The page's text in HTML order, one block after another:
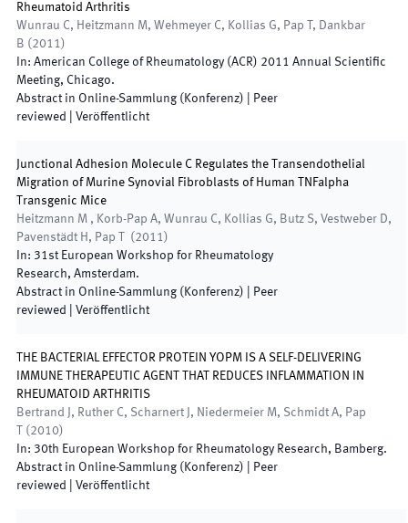
Rheumatoid Arthritis
Wunrau C, Heitzmann M, Wehmeyer C, Kollias G, Pap T, Dankbar
B ( 2011)
In: American College of Rheumatology (ACR) 2011 Annual Scientific
Meeting, Chicago.
Abstract in Online-Sammlung (Konferenz) | Peer
reviewed
Veröffentlicht
Junctional Adhesion Molecule C Regulates the Transendothelial
Migration of Murine Synovial Fibroblasts of Human TNFalpha
Transgenic Mice
Heitzmann M , Korb-Pap A, Wunrau C, Kollias G, Butz S, Vestweber D,
Pavenstädt H, Pap T
( 2011)
In: 31st European Workshop for Rheumatology
Research, Amsterdam.
Abstract in Online-Sammlung (Konferenz) | Peer
reviewed
Veröffentlicht
THE BACTERIAL EFFECTOR PROTEIN YOPM IS A SELF-DELIVERING
IMMUNE THERAPEUTIC AGENT THAT REDUCES INFLAMMATION IN
RHEUMATOID ARTHRITIS
Bertrand J, Ruther C, Scharnert J, Niedermeier M, Schmidt A, Pap
( 2010)
In: 30th European Workshop for Rheumatology Research, Bamberg.
Abstract in Online-Sammlung (Konferenz) | Peer
reviewed
Veröffentlicht